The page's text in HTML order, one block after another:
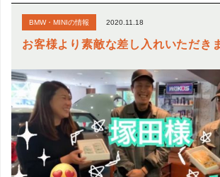
BMW・MINIの情報 2020.11.18
お客様より素敵な差し入れいただき